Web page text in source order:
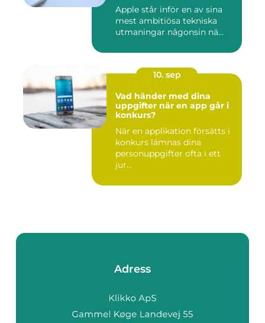
Apple står inför en av sina
mest ambitiösa tekniska
utmaningar någonsin nä...
10. sep
Vad händer med dina
uppgifter när en app går i
konkurs?
När en applikation försätts i
konkurs lämnas dina
personuppgifter ofta i ett
jur...
Adress